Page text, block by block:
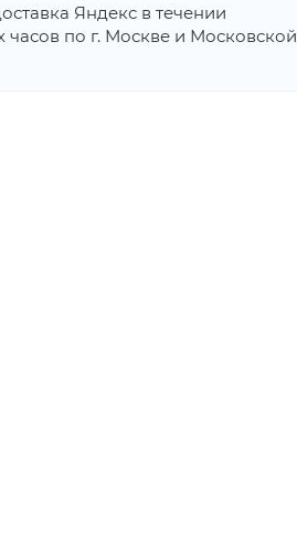
Яндекс в течении
часов по г. Москве и Московской